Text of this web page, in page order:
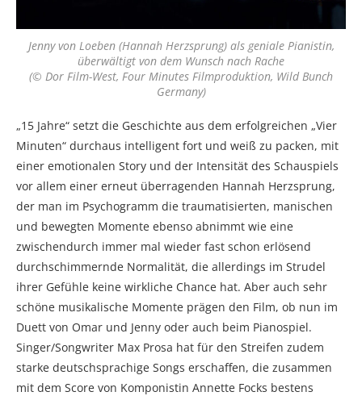
Jenny von Loeben (Hannah Herzsprung) als geniale Pianistin,
überwältigt von dem Wunsch nach Rache
(© Dor Film-West, Four Minutes Filmproduktion, Wild Bunch
Germany)
„15 Jahre“ setzt die Geschichte aus dem erfolgreichen „Vier
Minuten“ durchaus intelligent fort und weiß zu packen, mit
einer emotionalen Story und der Intensität des Schauspiels
vor allem einer erneut überragenden Hannah Herzsprung,
der man im Psychogramm die traumatisierten, manischen
und bewegten Momente ebenso abnimmt wie eine
zwischendurch immer mal wieder fast schon erlösend
durchschimmernde Normalität, die allerdings im Strudel
ihrer Gefühle keine wirkliche Chance hat. Aber auch sehr
schöne musikalische Momente prägen den Film, ob nun im
Duett von Omar und Jenny oder auch beim Pianospiel.
Singer/Songwriter Max Prosa hat für den Streifen zudem
starke deutschsprachige Songs erschaffen, die zusammen
mit dem Score von Komponistin Annette Focks bestens